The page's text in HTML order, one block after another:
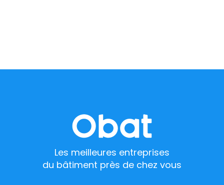
Les meilleures entreprises
du bâtiment près de chez vous